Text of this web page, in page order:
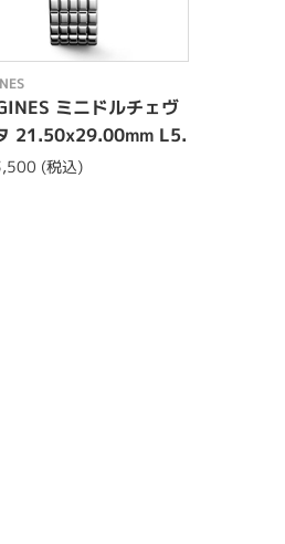
ミニドルチェヴ
21.50x29.00mm L5.
(税込)